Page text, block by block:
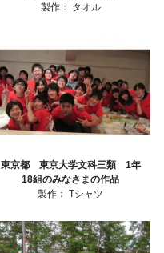
製作：
タオル
東京都 東京大学文科三類 1年
18組のみなさまの作品
製作： Tシャツ